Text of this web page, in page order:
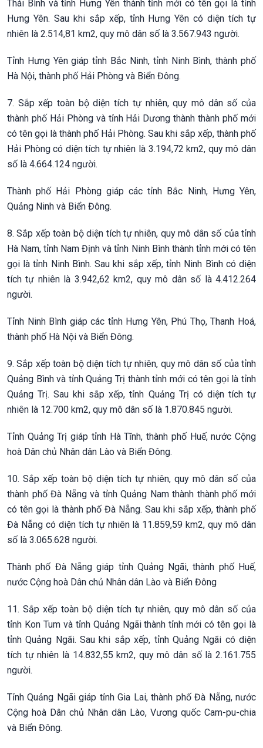
Thái Bình và tỉnh Hưng Yên thành tỉnh mới có tên gọi là tỉnh
Hưng Yên. Sau khi sắp xếp, tỉnh Hưng Yên có diện tích tự
nhiên là 2.514,81 km2, quy mô dân số là 3.567.943 người.
Tỉnh Hưng Yên giáp tỉnh Bắc Ninh, tỉnh Ninh Bình, thành phố
Hà Nội, thành phố Hải Phòng và Biển Đông.
7. Sắp xếp toàn bộ diện tích tự nhiên, quy mô dân số của
thành phố Hải Phòng và tỉnh Hải Dương thành thành phố mới
có tên gọi là thành phố Hải Phòng. Sau khi sắp xếp, thành phố
Hải Phòng có diện tích tự nhiên là 3.194,72 km2, quy mô dân
số là 4.664.124 người.
Thành phố Hải Phòng giáp các tỉnh Bắc Ninh, Hưng Yên,
Quảng Ninh và Biển Đông.
8. Sắp xếp toàn bộ diện tích tự nhiên, quy mô dân số của tỉnh
Hà Nam, tỉnh Nam Định và tỉnh Ninh Bình thành tỉnh mới có tên
gọi là tỉnh Ninh Bình. Sau khi sắp xếp, tỉnh Ninh Bình có diện
tích tự nhiên là 3.942,62 km2, quy mô dân số là 4.412.264
người.
Tỉnh Ninh Bình giáp các tỉnh Hưng Yên, Phú Thọ, Thanh Hoá,
thành phố Hà Nội và Biển Đông.
9. Sắp xếp toàn bộ diện tích tự nhiên, quy mô dân số của tỉnh
Quảng Bình và tỉnh Quảng Trị thành tỉnh mới có tên gọi là tỉnh
Quảng Trị. Sau khi sắp xếp, tỉnh Quảng Trị có diện tích tự
nhiên là 12.700 km2, quy mô dân số là 1.870.845 người.
Tỉnh Quảng Trị giáp tỉnh Hà Tĩnh, thành phố Huế, nước Cộng
hoà Dân chủ Nhân dân Lào và Biển Đông.
10. Sắp xếp toàn bộ diện tích tự nhiên, quy mô dân số của
thành phố Đà Nẵng và tỉnh Quảng Nam thành thành phố mới
có tên gọi là thành phố Đà Nẵng. Sau khi sắp xếp, thành phố
Đà Nẵng có diện tích tự nhiên là 11.859,59 km2, quy mô dân
số là 3.065.628 người.
Thành phố Đà Nẵng giáp tỉnh Quảng Ngãi, thành phố Huế,
nước Cộng hoà Dân chủ Nhân dân Lào và Biển Đông
11. Sắp xếp toàn bộ diện tích tự nhiên, quy mô dân số của
tỉnh Kon Tum và tỉnh Quảng Ngãi thành tỉnh mới có tên gọi là
tỉnh Quảng Ngãi. Sau khi sắp xếp, tỉnh Quảng Ngãi có diện
tích tự nhiên là 14.832,55 km2, quy mô dân số là 2.161.755
người.
Tỉnh Quảng Ngãi giáp tỉnh Gia Lai, thành phố Đà Nẵng, nước
Cộng hoà Dân chủ Nhân dân Lào, Vương quốc Cam-pu-chia
và Biển Đông.